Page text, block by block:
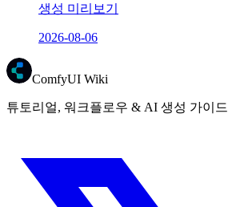
생성 미리보기
2026-08-06
ComfyUI Wiki
튜토리얼, 워크플로우 & AI 생성 가이드